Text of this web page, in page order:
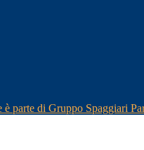
parte di Gruppo Spaggiari